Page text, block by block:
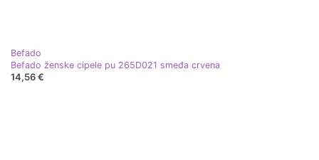
Befado
Befado ženske cipele pu 265D021 smeđa crvena
14,56 €